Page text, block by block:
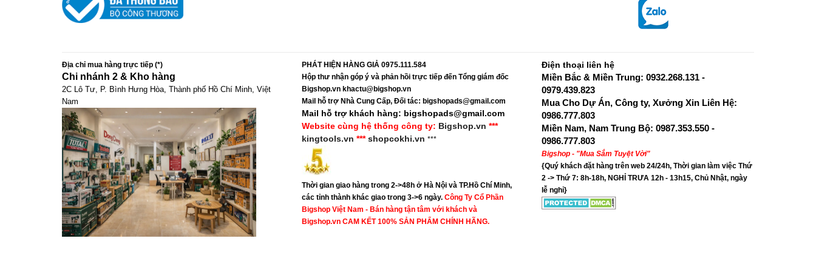
Địa chỉ mua hàng trực tiếp (*)
Chi nhánh 2 & Kho hàng
2C Lô Tư, P. Bình Hưng Hòa, Thành phố Hồ Chí Minh, Việt
Nam
PHÁT HIỆN HÀNG GIẢ 0975.111.584
Hộp thư nhận góp ý và phản hồi trực tiếp đến Tổng giám đốc
Bigshop.vn khactu@bigshop.vn
Mail hỗ trợ Nhà Cung Cấp, Đối tác: bigshopads@gmail.com
Mail hỗ trợ khách hàng: bigshopads@gmail.com
Website cùng hệ thống công ty: Bigshop.vn ***
kingtools.vn ***shopcokhi.vn ***
Thời gian giao hàng trong 2->48h ở Hà Nội và TP.Hồ Chí Minh,
các tỉnh thành khác giao trong 3->6 ngày. Công Ty Cổ Phần
Bigshop Việt Nam - Bán hàng tận tâm với khách và
Bigshop.vn CAM KẾT 100% SẢN PHẨM CHÍNH HÃNG.
Điện thoại liên hệ
Miền Bắc & Miền Trung: 0932.268.131 -
0979.439.823
Mua Cho Dự Án, Công ty, Xưởng Xin Liên Hệ:
0986.777.803
Miền Nam, Nam Trung Bộ: 0987.353.550 -
0986.777.803
Bigshop - "Mua Sắm Tuyệt Vời"
{Quý khách đặt hàng trên web 24/24h, Thời gian làm việc Thứ
2 -> Thứ 7: 8h-18h, NGHỈ TRƯA 12h - 13h15, Chủ Nhật, ngày
lễ nghỉ}